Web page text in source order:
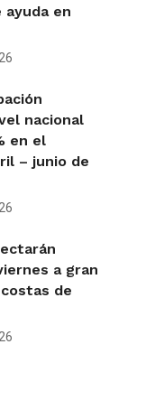
en
nacional
en el
– junio de
a gran
de